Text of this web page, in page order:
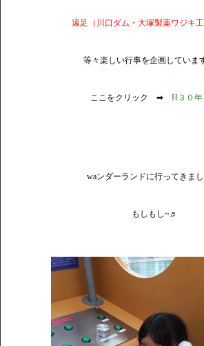
遠足（川口ダム・大塚製薬ワジキ工
等々楽しい行事を企画していま
ここをクリック ➡ H３０年
waンダーランドに行ってきま
もしもし~♬